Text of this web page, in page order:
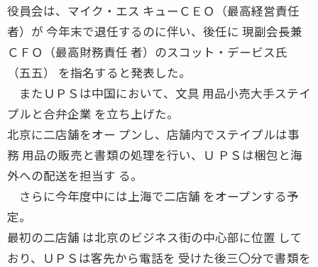
役員会は、マイク・エス キューＣＥＯ（最高経営責任
者）が 今年末で退任するのに伴い、後任に 現副会長兼
ＣＦＯ（最高財務責任 者）のスコット・デービス氏
（五五） を指名すると発表した。
またＵＰＳは中国において、文具 用品小売大手ステイ
プルと合弁企業 を立ち上げた。
北京に二店舗をオー プンし、店舗内でステイプルは事
務 用品の販売と書類の処理を行い、Ｕ ＰＳは梱包と海
外への配送を担当す る。
さらに今年度中には上海で二店舗 をオープンする予
定。
最初の二店舗 は北京のビジネス街の中心部に位置 して
おり、ＵＰＳは客先から電話を 受けた後三〇分で書類を